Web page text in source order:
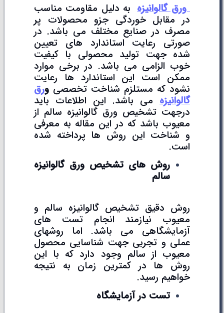
ورق گالوانیزهبه دلیل مقاومت مناسب
در مقابل خوردگی جزو محصولات پر
مصرف در صنایع مختلف می باشد. در
صورتی رعایت استاندارد های تعیین
شده جهت تولید محصولی با کیفیت
خوب الزامی می باشد. در برخی موارد
ممکن است این استاندارد ها رعایت
نشود که مستلزم شناخت تخصصی ورق
گالوانیزه می باشد. این اطلاعات باید
درجهت تشخیص ورق گالوانیزه سالم از
معیوب باشد که در این مقاله به معرفی
و شناخت این روش ها پرداخته شده
است.
روش های تشخیص ورق گالوانیزه
سالم
روش دقیق تشخیص گالوانیزه سالم و
معیوب نیازمند انجام تست های
آزمایشگاهی می باشد. اما روشهای
عملی و تجربی جهت شناسایی محصول
معیوب از سالم وجود دارد که با این
روش ها در کمترین زمان به نتیجه
خواهیم رسید.
تست در آزمایشگاه